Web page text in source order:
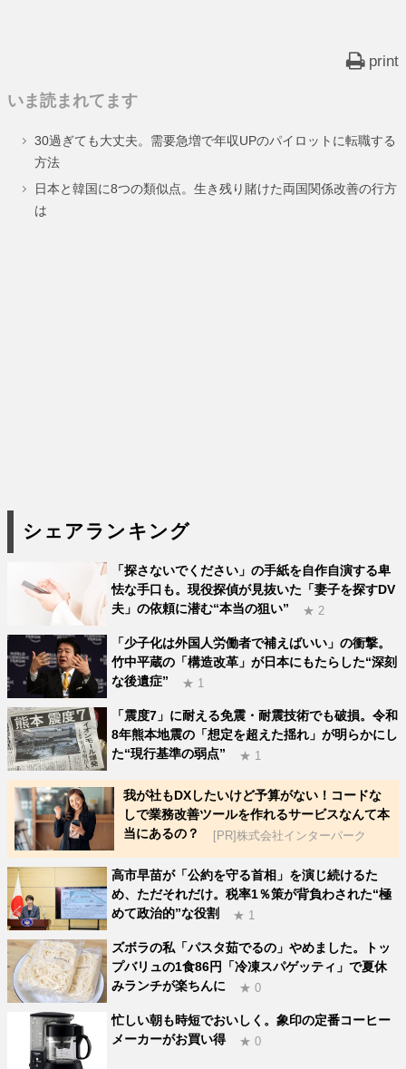
print
いま読まれてます
30過ぎても大丈夫。需要急増で年収UPのパイロットに転職する
方法
日本と韓国に8つの類似点。生き残り賭けた両国関係改善の行方
は
シェアランキング
「探さないでください」の手紙を自作自演する卑
怯な手口も。現役探偵が見抜いた「妻子を探すDV
夫」の依頼に潜む“本当の狙い”
★ 2
「少子化は外国人労働者で補えばいい」の衝撃。
竹中平蔵の「構造改革」が日本にもたらした“深刻
な後遺症”
★ 1
「震度7」に耐える免震・耐震技術でも破損。令和
8年熊本地震の「想定を超えた揺れ」が明らかにし
た“現行基準の弱点”
★ 1
我が社もDXしたいけど予算がない！コードな
しで業務改善ツールを作れるサービスなんて本
当にあるの？
[PR]株式会社インターパーク
高市早苗が「公約を守る首相」を演じ続けるた
め、ただそれだけ。税率1％策が背負わされた“極
めて政治的”な役割
★ 1
ズボラの私「パスタ茹でるの」やめました。トッ
プバリュの1食86円「冷凍スパゲッティ」で夏休
みランチが楽ちんに
★ 0
忙しい朝も時短でおいしく。象印の定番コーヒー
メーカーがお買い得
★ 0